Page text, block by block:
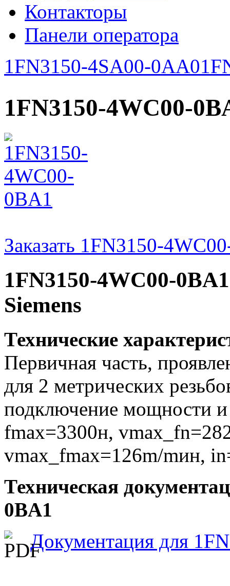
Контакторы
Панели оператора
1FN3150-4SA00-0AA0
1FN3150-4WC00-
Заказать 1FN3150-
1FN3150-4WC00-
Siemens
Технические
Первичная часть,
для 2 метрических
подключение мощности и
fmax=3300н,
vmax_fmax=126m/mин,
Техническая
0BA1
Документация для